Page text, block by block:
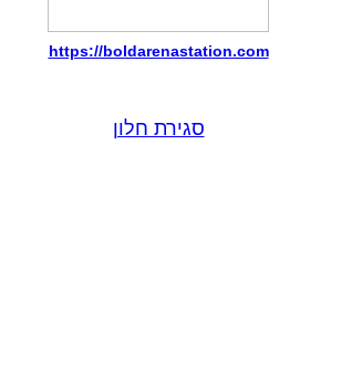
https://boldarenastation.com
סגירת חלון